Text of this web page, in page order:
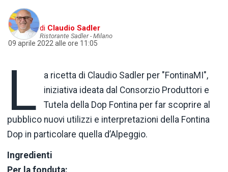
di Claudio Sadler
Ristorante Sadler - Milano
09 aprile 2022 alle ore 11:05
L
a ricetta di Claudio Sadler per "FontinaMI",
iniziativa ideata dal Consorzio Produttori e
Tutela della Dop Fontina per far scoprire al
pubblico nuovi utilizzi e interpretazioni della Fontina
Dop in particolare quella d’Alpeggio.
Ingredienti